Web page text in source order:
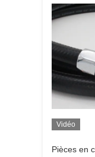
Vidéo
Pièces en